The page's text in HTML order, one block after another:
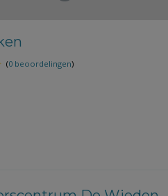
(0 beoordelingen)